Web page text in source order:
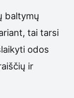
baltymų
tai tarsi
odos
ir